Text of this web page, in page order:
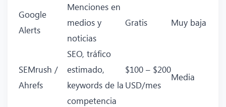
Google
Alerts
Menciones en
medios y
noticias
Gratis Muy baja
SEMrush /
Ahrefs
SEO, tráfico
estimado,
keywords de la
competencia
$100 – $200
USD/mes
Media